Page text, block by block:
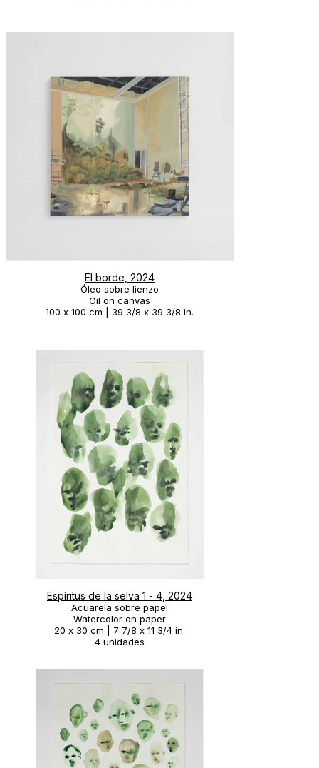
El borde, 2024
Óleo sobre lienzo
Oil on canvas
100 x 100 cm | 39 3/8 x 39 3/8 in.
Espíritus de la selva 1 - 4, 2024
Acuarela sobre papel
Watercolor on paper
20 x 30 cm | 7 7/8 x 11 3/4 in.
4 unidades